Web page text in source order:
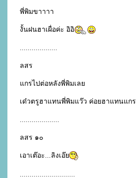
พี่พิมขาาาา
งั้นฝนฮาเผื่อค่ะ อิอิ
ลสร
แกรไปต่อหลังพี่พิมเลย
เด๋วตรูฮาแทนพี่พิมแว๊ว ค่อยฮาแทนแกร
ลสร ๑๐
เอาเต๊อะ...ลิงเอ๊ย